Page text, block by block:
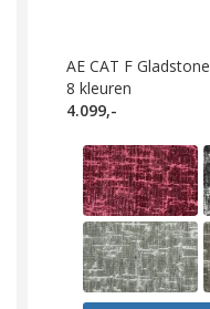
AE CAT F Gladstone
8 kleuren
4.099,-